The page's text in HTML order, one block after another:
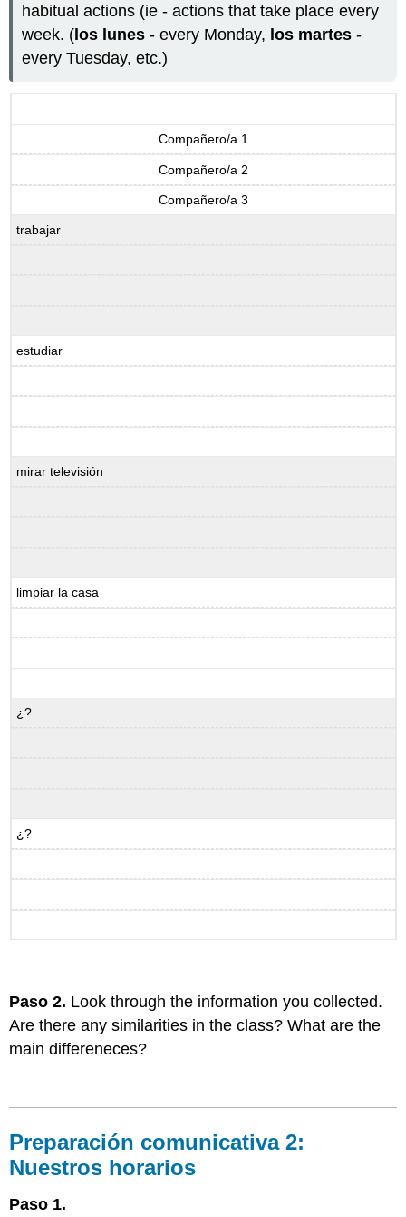
conversaciones
Estudiante
1
2
5:
clases
Butler
habitual actions (ie - actions that take place every
week. (los lunes - every Monday, los martes -
every Tuesday, etc.)
Compañero/a 1
Compañero/a 2
Compañero/a 3
trabajar
estudiar
mirar televisión
limpiar la casa
¿?
¿?
Paso 2. Look through the information you collected.
Are there any similarities in the class? What are the
main differeneces?
Preparación comunicativa 2:
Nuestros horarios
Paso 1.